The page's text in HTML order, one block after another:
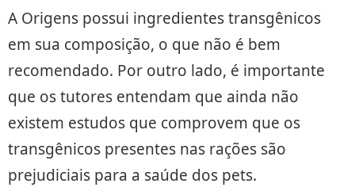
A Origens possui ingredientes transgênicos
em sua composição, o que não é bem
recomendado. Por outro lado, é importante
que os tutores entendam que ainda não
existem estudos que comprovem que os
transgênicos presentes nas rações são
prejudiciais para a saúde dos pets.